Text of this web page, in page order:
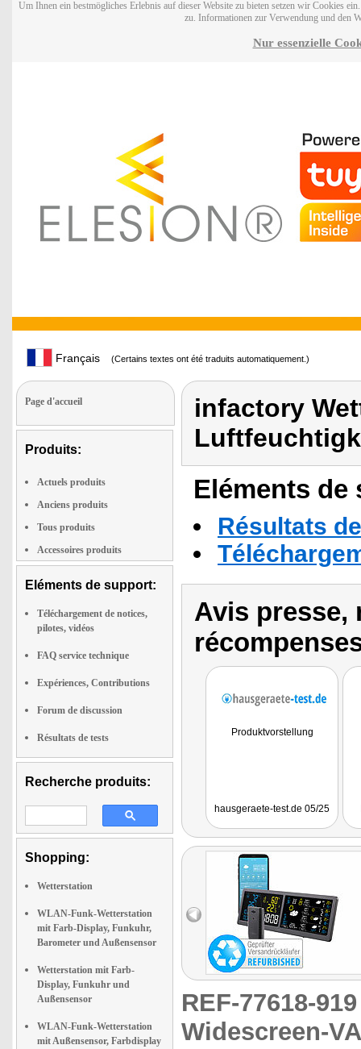
Um Ihnen ein bestmögliches Erlebnis auf dieser Website zu bieten setzen wir Cookies
zu. Informationen zur Verwendung und den
Nur essenzielle
Français (Certains textes ont été traduits automatiquement.)
Page d'accueil
Produits:
Actuels produits
Anciens produits
Tous produits
Accessoires produits
Eléments de support:
Téléchargement de notices,
pilotes, vidéos
FAQ service technique
Expériences, Contributions
Forum de discussion
Résultats de tests
Recherche produits:
Shopping:
Wetterstation
WLAN-Funk-Wetterstation
mit Farb-Display, Funkuhr,
Barometer und Außensensor
Wetterstation mit Farb-
Display, Funkuhr und
Außensensor
WLAN-Funk-Wetterstation
mit Außensensor, Farbdisplay
infactory
Eléments
Résultats
Avis presse,
Produktvorstellung
hausgeraete-test.de 05/25
REF-77618-
Widescreen-